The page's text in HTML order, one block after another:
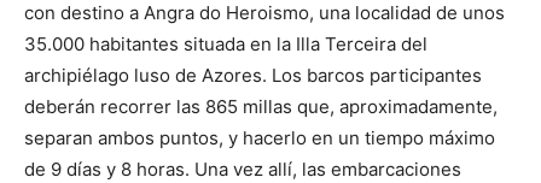
con destino a Angra do Heroismo, una localidad de unos
35.000 habitantes situada en la Illa Terceira del
archipiélago luso de Azores. Los barcos participantes
deberán recorrer las 865 millas que, aproximadamente,
separan ambos puntos, y hacerlo en un tiempo máximo
de 9 días y 8 horas. Una vez allí, las embarcaciones